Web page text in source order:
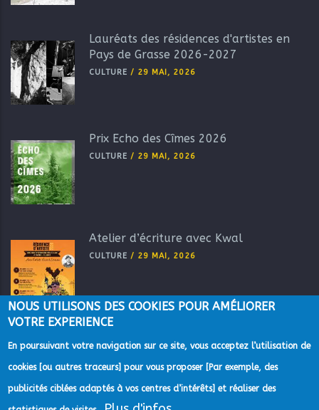
Lauréats des résidences d'artistes en
Pays de Grasse 2026-2027
CULTURE / 29 MAI, 2026
Prix Echo des Cîmes 2026
CULTURE / 29 MAI, 2026
Atelier d’écriture avec Kwal
CULTURE / 29 MAI, 2026
NOUS UTILISONS DES COOKIES POUR AMÉLIORER
VOTRE EXPERIENCE
En poursuivant votre navigation sur ce site, vous acceptez l’utilisation de
cookies [ou autres traceurs] pour vous proposer [Par exemple, des
publicités ciblées adaptés à vos centres d’intérêts] et réaliser des